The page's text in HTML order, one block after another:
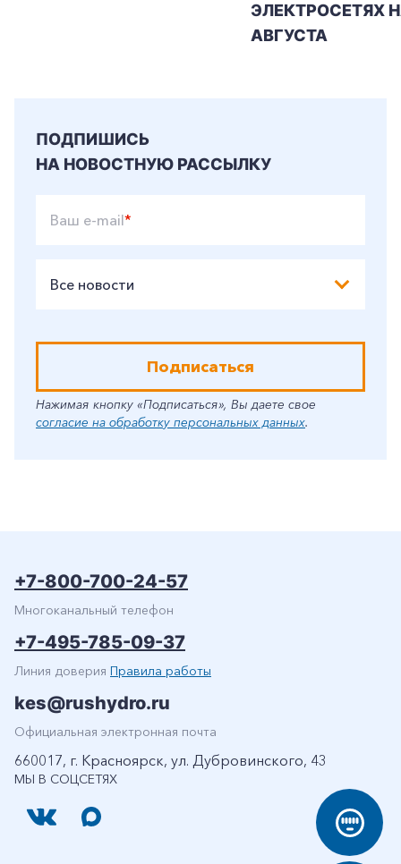
ЭЛЕКТРОСЕТЯХ
АВГУСТА
ПОДПИШИСЬ
НА НОВОСТНУЮ РАССЫЛКУ
Ваш e-mail*
Все новости
Подписаться
Нажимая кнопку «Подписаться», Вы даете свое
согласие на обработку персональных данных.
МЫ В СОЦСЕТЯХ
+7-800-700-24-57
Многоканальный телефон
+7-495-785-09-37
Линия доверия Правила работы
kes@rushydro.ru
Официальная электронная почта
660017, г. Красноярск, ул. Дубровинского, 43